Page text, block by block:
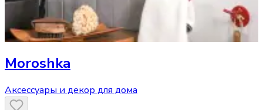
Moroshka
Аксессуары и декор для дома